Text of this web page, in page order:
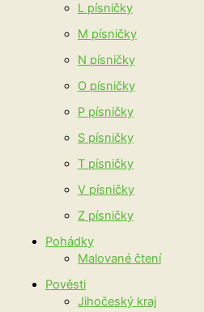
L písničky
M písničky
N písničky
O písničky
P písničky
S písničky
T písničky
V písničky
Z písničky
Pohádky
Malované čtení
Pověsti
Jihočeský kraj